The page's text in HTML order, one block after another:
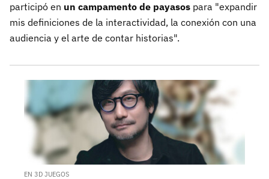
participó en un campamento de payasos para "expandir
mis definiciones de la interactividad, la conexión con una
audiencia y el arte de contar historias".
EN 3D JUEGOS